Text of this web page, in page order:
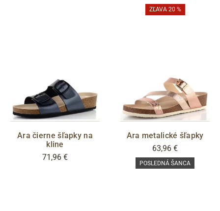
áno
CENA
ZĽAVA 20 %
Ara čierne šľapky na
kline
71,96 €
Ara metalické šľapky
63,96 €
POSLEDNÁ ŠANCA